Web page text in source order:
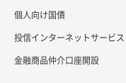
個人向け国債
投信インターネットサービス
金融商品仲介口座開設